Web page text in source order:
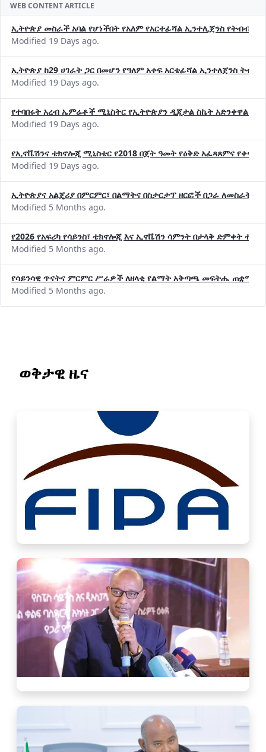
WEB CONTENT ARTICLE
ኢትዮጵያ መስራች አባል የሆነችበት የአለም የአርተፊሻል ኢንተሊጀንስ የትብብር
Modified 19 Days ago.
ኢትዮጵያ ከ29 ሀገራት ጋር በመሆን የዓለም አቀፍ አርቴፊሻል ኢንተለጀንስ
Modified 19 Days ago.
የተባበሩት አረብ ኤምሬቶች ሚኒስትር የኢትዮጵያን ዲጂታል ስኬት አድንቀዋል
Modified 19 Days ago.
የኢኖቬሽንና ቴክኖሎጂ ሚኒስቴር የ2018 በጀት ዓመት የዕቅድ አፈጻጸምና
Modified 19 Days ago.
ኢትዮጵያና አልጄሪያ በምርምር፣ በልማትና በስታርታፕ ዘርፎች በጋራ ለመስራት
Modified 5 Months ago.
የ2026 የአፍሪካ የሳይንስ፣ ቴክኖሎጂ እና ኢኖቬሽን ሳምንት በታላቅ ድምቀት
Modified 5 Months ago.
የሳይንሳዊ ጥናትና ምርምር ሥራዎች ለዘላቂ የልማት አቅጣጫ መፍትሔ ጠቋሚ
Modified 5 Months ago.
ወቅታዊ ዜና